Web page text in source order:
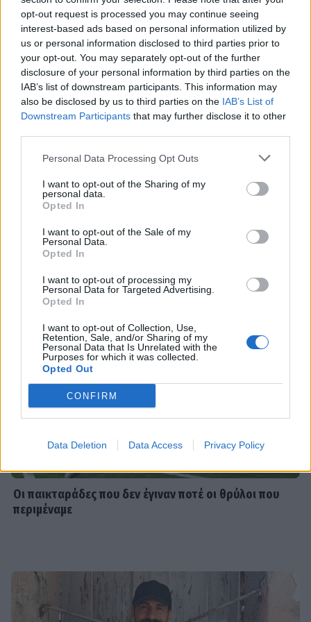
opt-out request is processed you may continue seeing
interest-based ads based on personal information utilized by
us or personal information disclosed to third parties prior to
your opt-out. You may separately opt-out of the further
disclosure of your personal information by third parties on the
IAB’s list of downstream participants. This information may
also be disclosed by us to third parties on the IAB’s List of
Downstream Participants that may further disclose it to other
Personal Data Processing Opt Outs
I want to opt-out of the Sharing of my
personal data.
Opted In
I want to opt-out of the Sale of my
Personal Data.
Opted In
I want to opt-out of processing my
Personal Data for Targeted Advertising.
Opted In
I want to opt-out of Collection, Use,
Retention, Sale, and/or Sharing of my
Personal Data that Is Unrelated with the
Purposes for which it was collected.
Opted Out
CONFIRM
Data Deletion Data Access Privacy Policy
τηλεθέασης
SHOWBIZ
Καινούργιου - Κουτσουμπής: Ο
έρωτας, ο γάμος και το πρώτο
καλοκαίρι με την Ξένια στη Μύκονο
απόλυτη ανατροπή με το «The Quiz
With Balls» στον ΣΚΑΪ
SHOWBIZ
Γιάννης Στάνκογλου: Φωτογραφία
από το παρελθόν με μακρύ μαλλί και
ροκ στιλ από τα νεανικά του χρόνια
SHOWBIZ
λουλούδια στο κεφάλι θαμώνα που
την πέτυχε στο πρόσωπο
Αθηνά Οικονομάκου: Ποζάρει όλο
νάζι στις τροπικές παραλίες των
Μπόρα Μπόρα
Σίσσυ Χρηστίδου: Γέλια μέχρι
δακρύων στα Φαλάσαρνα
Τουρίστας επιχείρησε να χρηματίσει υπάλληλο
επιχείρησης για του επιτρέψει να ασελγήσει σε
ανήλικη
Οι παικταράδες που δεν έγιναν ποτέ οι θρύλοι που
περιμέναμε